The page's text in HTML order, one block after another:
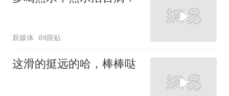
新媒体 69跟贴
这滑的挺远的哈，棒棒哒